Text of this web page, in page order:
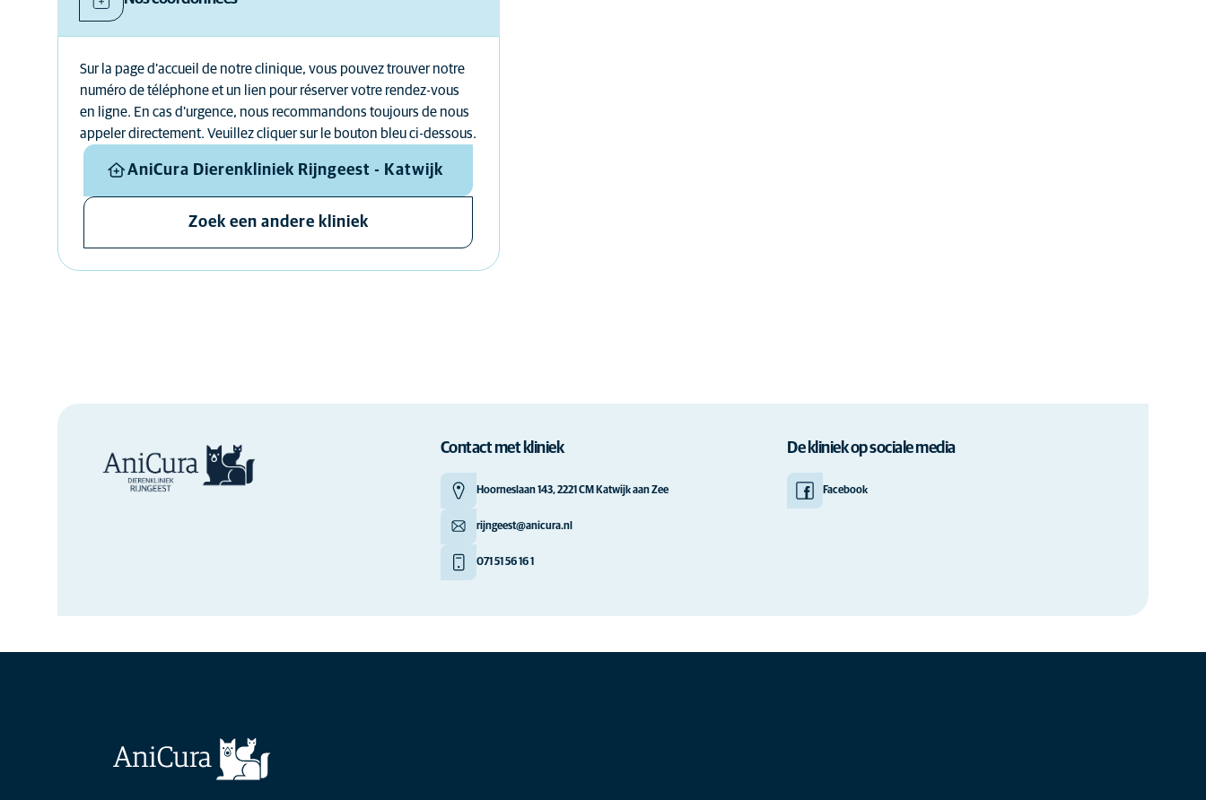
Sur la page d'accueil de notre clinique, vous pouvez trouver notre
numéro de téléphone et un lien pour réserver votre rendez-vous
en ligne. En cas d'urgence, nous recommandons toujours de nous
appeler directement. Veuillez cliquer sur le bouton bleu ci-dessous.
AniCura Dierenkliniek Rijngeest - Katwijk
Zoek een andere kliniek
Contact met kliniek
Hoorneslaan 143, 2221 CM Katwijk aan Zee
rijngeest@anicura.nl
071 51 56 16 1
De kliniek op sociale media
Facebook